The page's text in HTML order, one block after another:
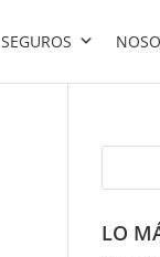
SEGUROS
LO